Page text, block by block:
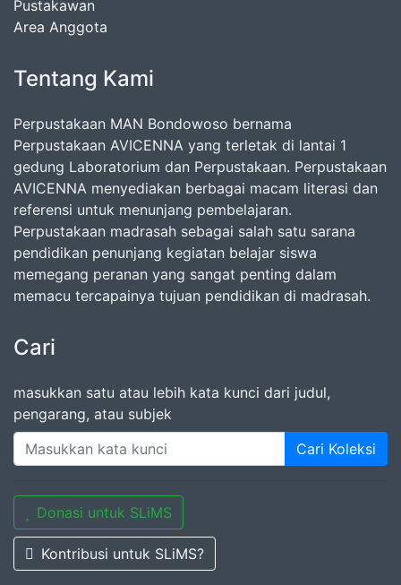
Pustakawan
Area Anggota
Tentang Kami
Perpustakaan MAN Bondowoso bernama
Perpustakaan AVICENNA yang terletak di lantai 1
gedung Laboratorium dan Perpustakaan. Perpustakaan
AVICENNA menyediakan berbagai macam literasi dan
referensi untuk menunjang pembelajaran.
Perpustakaan madrasah sebagai salah satu sarana
pendidikan penunjang kegiatan belajar siswa
memegang peranan yang sangat penting dalam
memacu tercapainya tujuan pendidikan di madrasah.
Cari
masukkan satu atau lebih kata kunci dari judul,
pengarang, atau subjek
Cari Koleksi
Donasi untuk SLiMS
Kontribusi untuk SLiMS?